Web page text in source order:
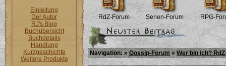
Einleitung
Der Autor
RJ's Blog
Buchübersicht
Buchdetails
Handlung
Kurzgeschichte
Weitere Produkte
RdZ-Forum Serien-Forum RPG-
Navigation: » Gossip-Forum » Wer bin ich?